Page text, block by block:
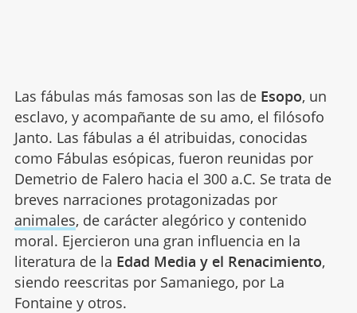
Las fábulas más famosas son las de Esopo, un
esclavo, y acompañante de su amo, el filósofo
Janto. Las fábulas a él atribuidas, conocidas
como Fábulas esópicas, fueron reunidas por
Demetrio de Falero hacia el 300 a.C. Se trata de
breves narraciones protagonizadas por
animales, de carácter alegórico y contenido
moral. Ejercieron una gran influencia en la
literatura de la Edad Media y el Renacimiento,
siendo reescritas por Samaniego, por La
Fontaine y otros.